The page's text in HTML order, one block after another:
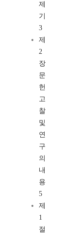
제
기
3
제
2
장
문
헌
고
찰
및
연
구
의
내
용
5
제
1
절